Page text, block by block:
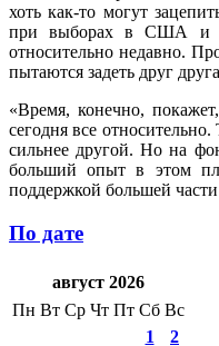
хоть как-то могут
при выборах в США и
относительно недавно.
пытаются задеть друг
«Время, конечно,
сегодня все относительно.
сильнее другой. Но на
больший опыт в этом
поддержкой большей
По дате
август 2026
Пн Вт Ср Чт Пт Сб Вс
1
2